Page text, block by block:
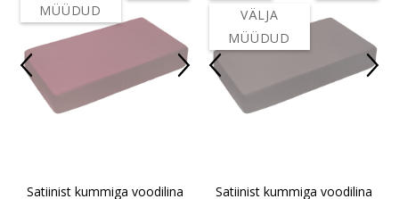
MÜÜDUD
Satiinist kummiga voodilina
VÄLJA
MÜÜDUD
Satiinist kummiga voodilina